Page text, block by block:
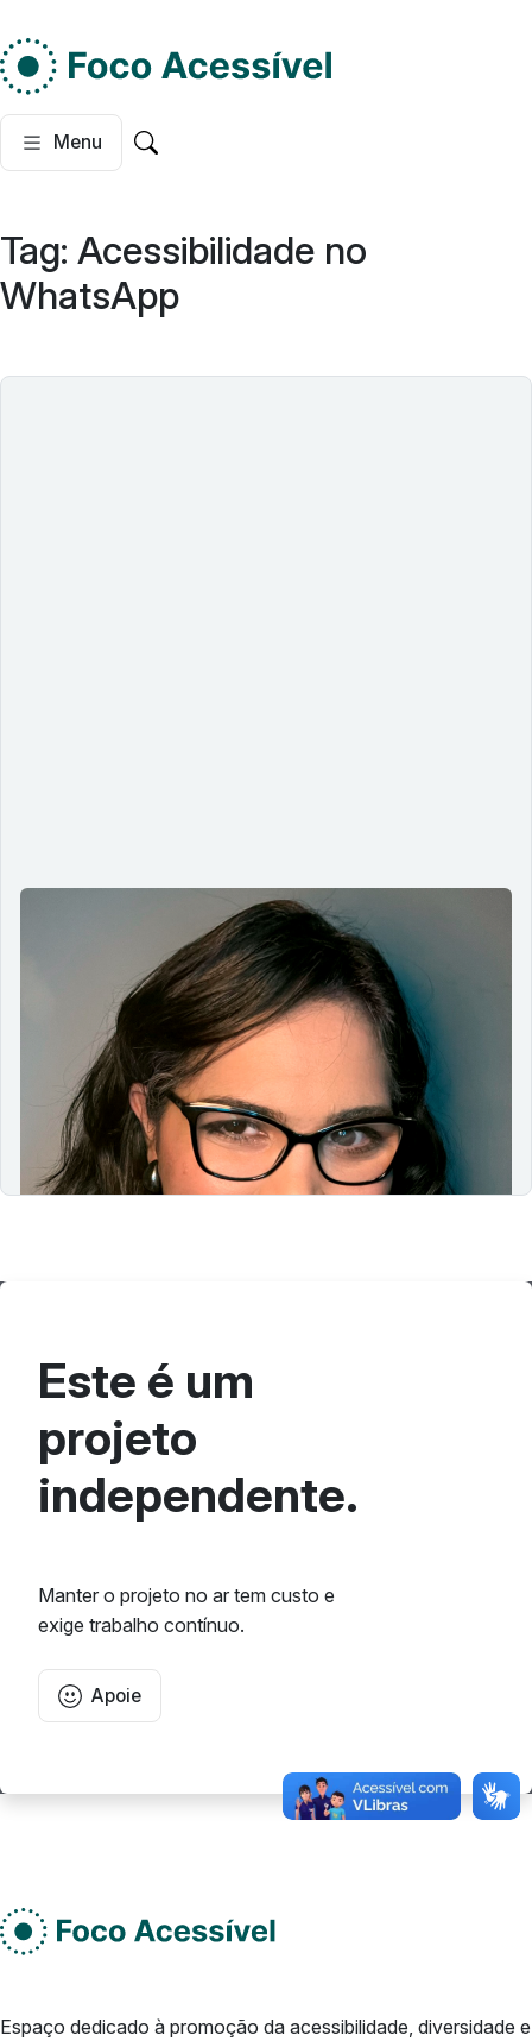
Do lado esquerdo,
Menu
Pesquisar no site
Tag: Acessibilidade no
WhatsApp
Barreiras invisíveis e soluções reais:
acessibilidade como motor de
mudança
Conheça a história de Isabelle Utsch, especialista em
acessibilidade digital e criadora da Amélie, em um
episódio inspirador sobre inovação, comunidade e
inclusão no universo tech e nos…
Este é um
projeto
independente.
Manter o projeto no ar tem custo e
exige trabalho contínuo.
Apoie
Rodape do site Do lado
Espaço dedicado à promoção da acessibilidade, diversidade e